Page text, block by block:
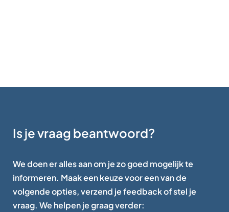
Is je vraag beantwoord?
We doen er alles aan om je zo goed mogelijk te
informeren. Maak een keuze voor een van de
volgende opties, verzend je feedback of stel je
vraag. We helpen je graag verder: